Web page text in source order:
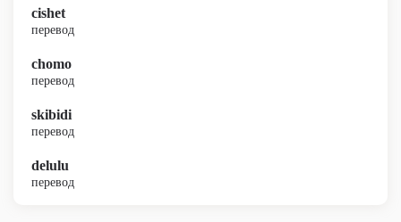
cishet
перевод
chomo
перевод
skibidi
перевод
delulu
перевод